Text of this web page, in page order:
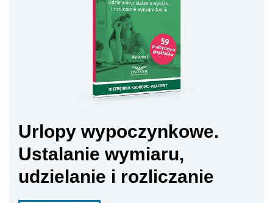
Urlopy wypoczynkowe.
Ustalanie wymiaru,
udzielanie i rozliczanie